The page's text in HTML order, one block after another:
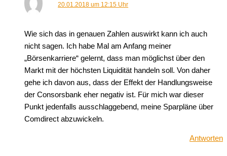
20.01.2018 um 12:15 Uhr
Wie sich das in genauen Zahlen auswirkt kann ich auch
nicht sagen. Ich habe Mal am Anfang meiner
„Börsenkarriere“ gelernt, dass man möglichst über den
Markt mit der höchsten Liquidität handeln soll. Von daher
gehe ich davon aus, dass der Effekt der Handlungsweise
der Consorsbank eher negativ ist. Für mich war dieser
Punkt jedenfalls ausschlaggebend, meine Sparpläne über
Comdirect abzuwickeln.
Antworten